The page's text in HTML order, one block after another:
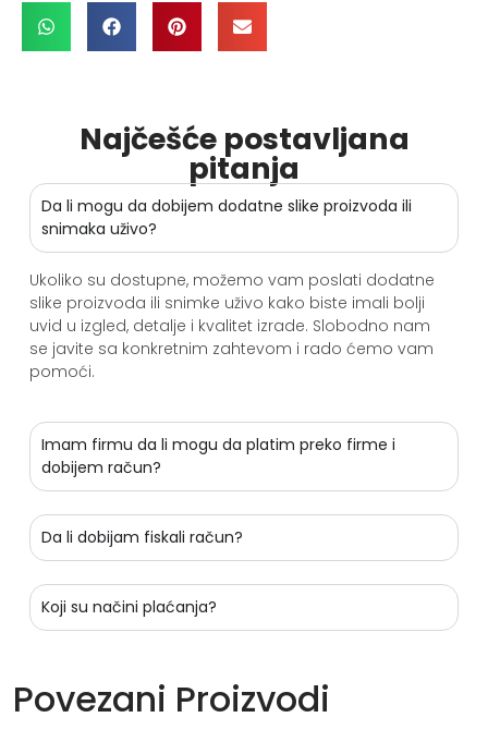
Najčešće postavljana
pitanja
Da li mogu da dobijem dodatne slike proizvoda ili
snimaka uživo?
Ukoliko su dostupne, možemo vam poslati dodatne
slike proizvoda ili snimke uživo kako biste imali bolji
uvid u izgled, detalje i kvalitet izrade. Slobodno nam
se javite sa konkretnim zahtevom i rado ćemo vam
pomoći.
Imam firmu da li mogu da platim preko firme i
dobijem račun?
Da li dobijam fiskali račun?
Koji su načini plaćanja?
Povezani Proizvodi